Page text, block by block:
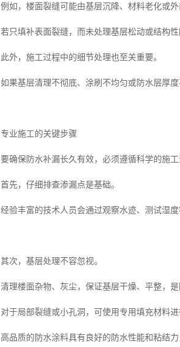
例如，楼面裂缝可能由基层沉降、材料老化或外
若只填补表面裂缝，而未处理基层松动或结构
此外，施工过程中的细节处理也至关重要。
如果基层清理不彻底、涂刷不均匀或防水层厚
专业施工的关键步骤
要确保防水补漏长久有效，必须遵循科学的施工
首先，仔细排查渗漏点是基础。
经验丰富的技术人员会通过观察水迹、测试湿
其次，基层处理不容忽视。
清理楼面杂物、灰尘，保证基层干燥、平整，是
对于局部裂缝或小孔洞，可使用专用填充材料
高品质的防水涂料具有良好的防水性能和粘结